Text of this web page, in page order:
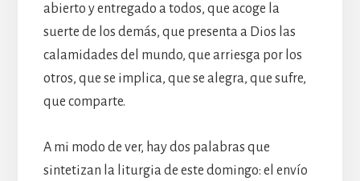
abierto y entregado a todos, que acoge la
suerte de los demás, que presenta a Dios las
calamidades del mundo, que arriesga por los
otros, que se implica, que se alegra, que sufre,
que comparte.
A mi modo de ver, hay dos palabras que
sintetizan la liturgia de este domingo: el envío